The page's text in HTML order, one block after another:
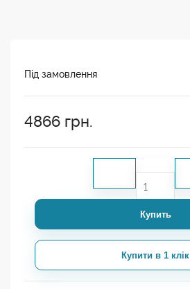
Під замовлення
4866 грн.
Купить
Купити в 1 клік